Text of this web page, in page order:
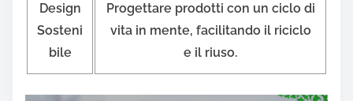
Design
Sosteni
bile
Progettare prodotti con un ciclo di
vita in mente, facilitando il riciclo
e il riuso.